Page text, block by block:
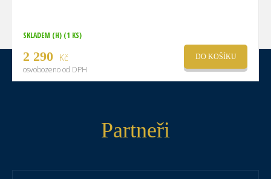
SKLADEM (H) (1 KS)
2 290 Kč
osvobozeno od DPH
DO KOŠÍKU
Partneři